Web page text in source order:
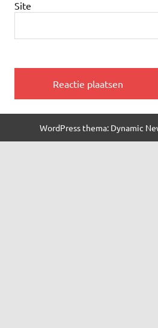
Site
WordPress thema: Dynamic